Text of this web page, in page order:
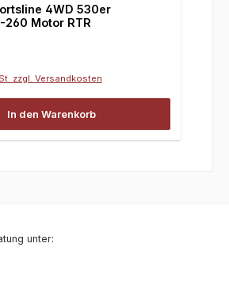
4WD 530er
260 Motor RTR
zzgl. Versandkosten
In den Warenkorb
unter: